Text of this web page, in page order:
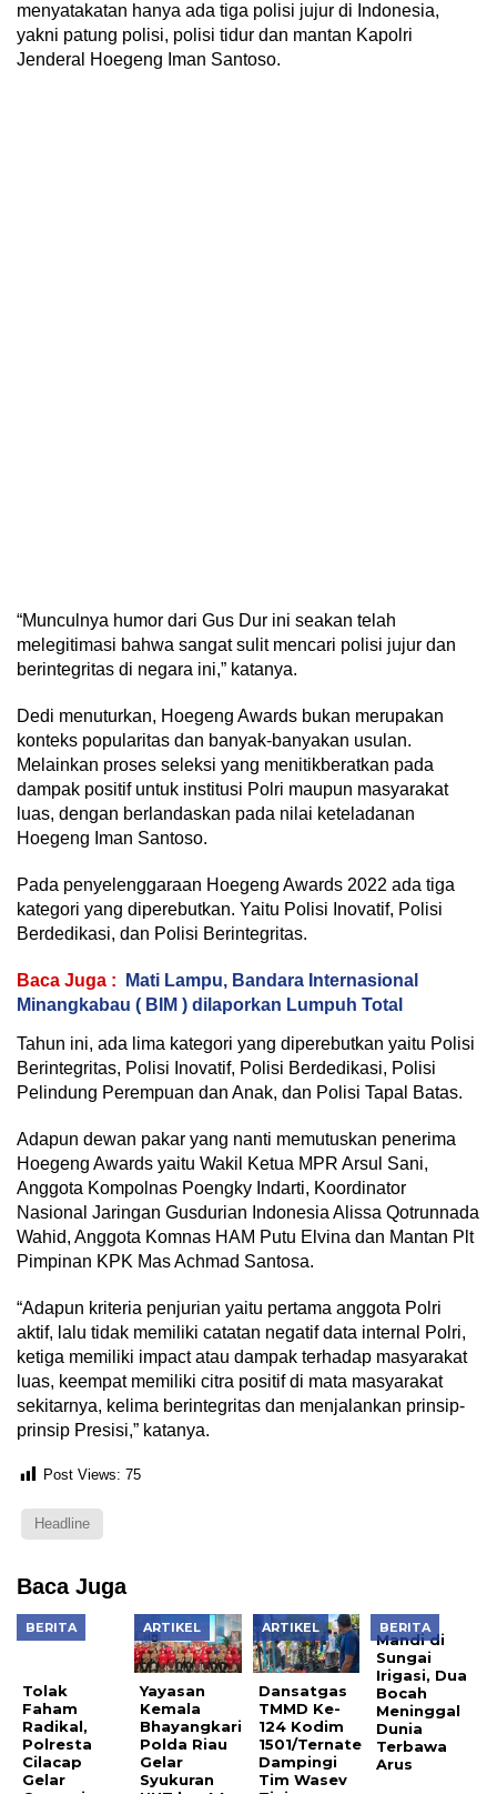
menyatakatan hanya ada tiga polisi jujur di Indonesia,
yakni patung polisi, polisi tidur dan mantan Kapolri
Jenderal Hoegeng Iman Santoso.
“Munculnya humor dari Gus Dur ini seakan telah
melegitimasi bahwa sangat sulit mencari polisi jujur dan
berintegritas di negara ini,” katanya.
Dedi menuturkan, Hoegeng Awards bukan merupakan
konteks popularitas dan banyak-banyakan usulan.
Melainkan proses seleksi yang menitikberatkan pada
dampak positif untuk institusi Polri maupun masyarakat
luas, dengan berlandaskan pada nilai keteladanan
Hoegeng Iman Santoso.
Pada penyelenggaraan Hoegeng Awards 2022 ada tiga
kategori yang diperebutkan. Yaitu Polisi Inovatif, Polisi
Berdedikasi, dan Polisi Berintegritas.
Baca Juga :
Mati Lampu, Bandara Internasional
Minangkabau ( BIM ) dilaporkan Lumpuh Total
Tahun ini, ada lima kategori yang diperebutkan yaitu Polisi
Berintegritas, Polisi Inovatif, Polisi Berdedikasi, Polisi
Pelindung Perempuan dan Anak, dan Polisi Tapal Batas.
Adapun dewan pakar yang nanti memutuskan penerima
Hoegeng Awards yaitu Wakil Ketua MPR Arsul Sani,
Anggota Kompolnas Poengky Indarti, Koordinator
Nasional Jaringan Gusdurian Indonesia Alissa Qotrunnada
Wahid, Anggota Komnas HAM Putu Elvina dan Mantan Plt
Pimpinan KPK Mas Achmad Santosa.
“Adapun kriteria penjurian yaitu pertama anggota Polri
aktif, lalu tidak memiliki catatan negatif data internal Polri,
ketiga memiliki impact atau dampak terhadap masyarakat
luas, keempat memiliki citra positif di mata masyarakat
sekitarnya, kelima berintegritas dan menjalankan prinsip-
prinsip Presisi,” katanya.
Post Views: 75
Headline
Baca Juga
BERITA
Tolak
Polresta
Cilacap
Gelar
Operasi
Bina
Waspada
ARTIKEL
Yayasan
Kemala
Bhayangkari
Polda Riau
Gelar
Syukuran
ARTIKEL
Dansatgas
TMMD Ke-
124 Kodim
1501/Ternate
Dampingi
Tim Wasev
BERITA
Mandi di
Sungai
Irigasi, Dua
Bocah
Meninggal
Dunia
Terbawa
Arus